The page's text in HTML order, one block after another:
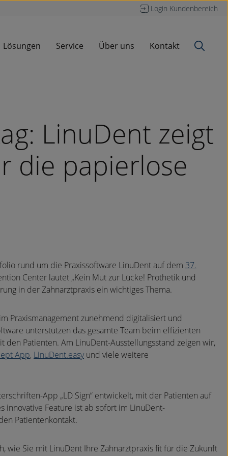
Login Kundenbereich
Lösungen Service Über uns Kontakt
LinuDent zeigt
die papierlose
rund um die Praxissoftware LinuDent auf dem 37.
Center lautet „Kein Mut zur Lücke! Prothetik und
in der Zahnarztpraxis ein wichtiges Thema.
Praxismanagement zunehmend digitalisiert und
unterstützen das gesamte Team beim effizienten
Patienten. Am LinuDent-Ausstellungsstand zeigen wir,
App, LinuDent.easy und viele weitere
App „LD Sign“ entwickelt, mit der Patienten auf
Feature ist ab sofort im LinuDent-
Patientenkontakt.
wie Sie mit LinuDent Ihre Zahnarztpraxis fit für die Zukunft